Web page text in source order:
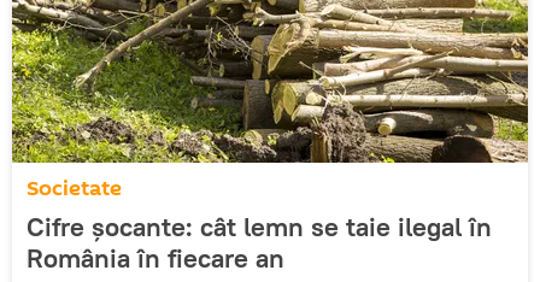
Societate
Cifre șocante: cât lemn se taie ilegal în
România în fiecare an